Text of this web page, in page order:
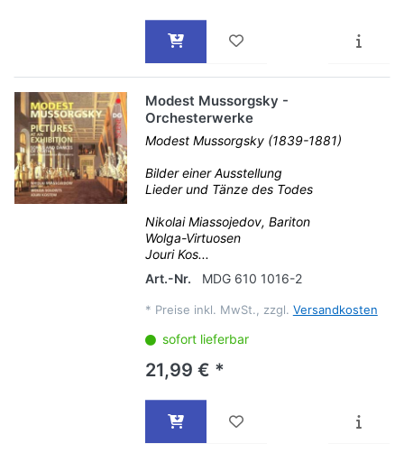
Modest Mussorgsky -
Orchesterwerke
Modest Mussorgsky (1839-1881)
Bilder einer Ausstellung
Lieder und Tänze des Todes
Nikolai Miassojedov, Bariton
Wolga-Virtuosen
Jouri Kos...
Art.-Nr.
MDG 610 1016-2
* Preise inkl. MwSt., zzgl. Versandkosten
sofort lieferbar
21,99 € *